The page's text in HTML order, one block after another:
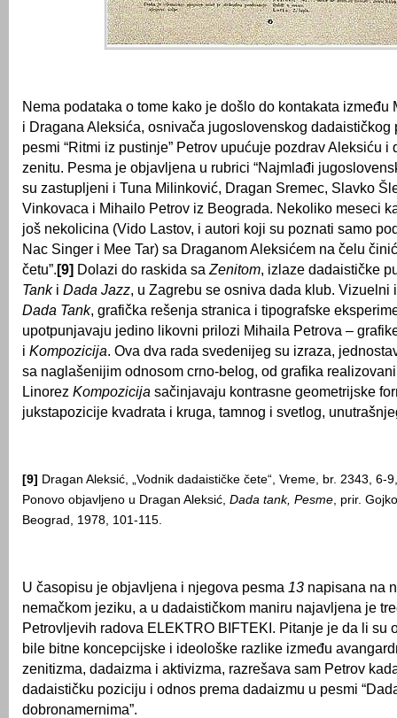
Nema podataka o tome kako je došlo do kontakata između
i Dragana Aleksića, osnivača jugoslovenskog dadaističkog
pesmi “Ritmi iz pustinje” Petrov upućuje pozdrav Aleksiću i
zenitu. Pesma je objavljena u rubrici “Najmlađi
su zastupljeni i Tuna Milinković, Dragan Sremec, Slavko
Vinkovaca i Mihailo Petrov iz Beograda. Nekoliko meseci
još nekolicina (Vido Lastov, i autori koji su poznati samo
Nac Singer i Mee Tar) sa Draganom Aleksićem na čelu
četu”.[9] Dolazi do raskida sa Zenitom, izlaze dadaističke
Tanki Dada Jazz, u Zagrebu se osniva dada klub. Vizuelni
Dada Tank, grafička rešenja stranica i tipografske
upotpunjavaju jedino likovni prilozi Mihaila Petrova –
i Kompozicija. Ova dva rada svedenijeg su izraza,
sa naglašenijim odnosom crno-belog, od grafika
Linorez Kompozicija sačinjavaju kontrasne geometrijske
jukstapozicije kvadrata i kruga, tamnog i svetlog,
[9] Dragan Aleksić, „Vodnik dadaističke čete“, Vreme, br. 2343, 6-
Ponovo objavljeno u Dragan Aleksić, Dada tank, Pesme, prir.
Beograd, 1978, 101-115.
U časopisu je objavljena i njegova pesma 13 napisana na
nemačkom jeziku, a u dadaističkom maniru najavljena je
Petrovljevih radova ELEKTRO BIFTEKI. Pitanje je da li su
bile bitne koncepcijske i ideološke razlike između
zenitizma, dadaizma i aktivizma, razrešava sam Petrov
dadaističku poziciju i odnos prema dadaizmu u pesmi
dobronamernima”.